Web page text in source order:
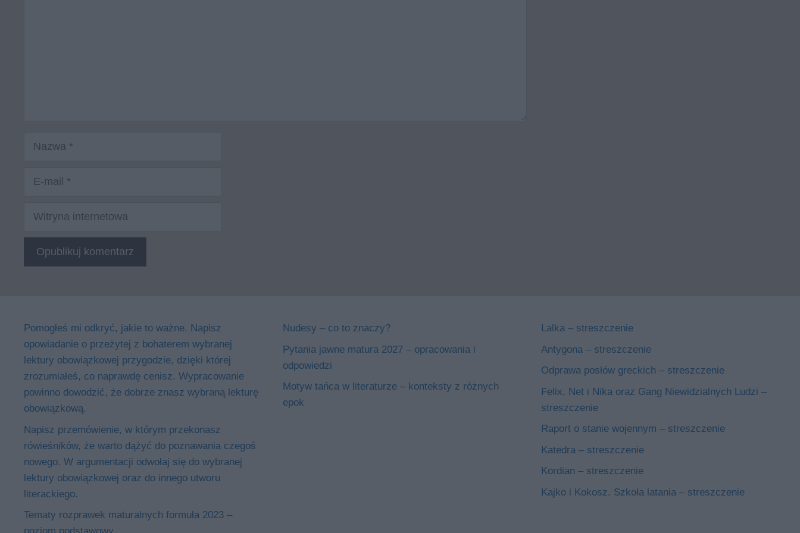
Nazwa
Witryna
Pomogłeś mi odkryć, jakie to ważne. Napisz
opowiadanie o przeżytej z bohaterem wybranej
lektury obowiązkowej przygodzie, dzięki której
zrozumiałeś, co naprawdę cenisz. Wypracowanie
powinno dowodzić, że dobrze znasz wybraną lekturę
obowiązkową.
Napisz przemówienie, w którym przekonasz
rówieśników, że warto dążyć do poznawania czegoś
nowego. W argumentacji odwołaj się do wybranej
lektury obowiązkowej oraz do innego utworu
literackiego.
Tematy rozprawek maturalnych formuła 2023 –
Nudesy – co to znaczy?
Pytania jawne matura 2027 – opracowania i
odpowiedzi
Motyw tańca w literaturze – konteksty z różnych
epok
Lalka – streszczenie
Antygona – streszczenie
Odprawa posłów greckich – streszczenie
Felix, Net i Nika oraz Gang Niewidzialnych Ludzi –
streszczenie
Raport o stanie wojennym – streszczenie
Katedra – streszczenie
Kordian – streszczenie
Kajko i Kokosz. Szkoła latania – streszczenie